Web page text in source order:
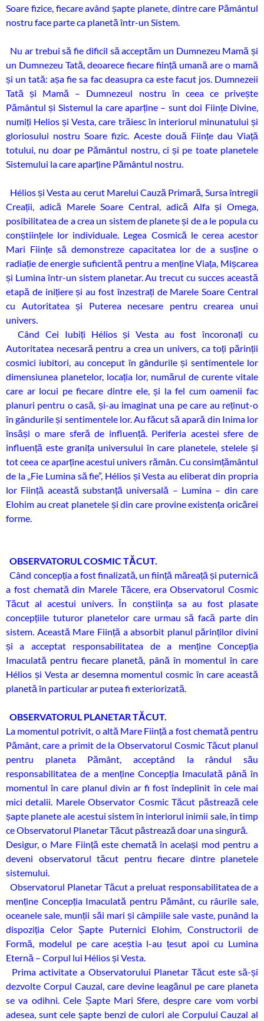
Soare fizice, fiecare având șapte planete, dintre care Pământul
nostru face parte ca planetă într-un Sistem.
Nu ar trebui să fie dificil să acceptăm un Dumnezeu Mamă și
un Dumnezeu Tată, deoarece fiecare ființă umană are o mamă
și un tată: așa fie sa fac deasupra ca este facut jos. Dumnezeii
Tată și Mamă – Dumnezeul nostru în ceea ce privește
Pământul și Sistemul la care aparține – sunt doi Ființe Divine,
numiți Helios și Vesta, care trăiesc în interiorul minunatului și
gloriosului nostru Soare fizic. Aceste două Ființe dau Viață
totului, nu doar pe Pământul nostru, ci și pe toate planetele
Sistemului la care aparține Pământul nostru.
Hélios și Vesta au cerut Marelui Cauză Primară, Sursa întregii
Creații, adică Marele Soare Central, adică Alfa și Omega,
posibilitatea de a crea un sistem de planete și de a le popula cu
conștiințele lor individuale. Legea Cosmică le cerea acestor
Mari Ființe să demonstreze capacitatea lor de a susține o
radiație de energie suficientă pentru a menține Viața, Mișcarea
și Lumina într-un sistem planetar. Au trecut cu succes această
etapă de inițiere și au fost înzestrați de Marele Soare Central
cu Autoritatea și Puterea necesare pentru crearea unui
univers.
Când Cei Iubiți Hélios și Vesta au fost încoronați cu
Autoritatea necesară pentru a crea un univers, ca toți părinții
cosmici iubitori, au conceput în gândurile și sentimentele lor
dimensiunea planetelor, locația lor, numărul de curente vitale
care ar locui pe fiecare dintre ele, și la fel cum oamenii fac
planuri pentru o casă, și-au imaginat una pe care au reținut-o
în gândurile și sentimentele lor. Au făcut să apară din Inima lor
însăși o mare sferă de influență. Periferia acestei sfere de
influență este granița universului în care planetele, stelele și
tot ceea ce aparține acestui univers rămân. Cu consimțământul
de la „Fie Lumina să fie”, Hélios și Vesta au eliberat din propria
lor Ființă această substanță universală – Lumina – din care
Elohim au creat planetele și din care provine existența oricărei
forme.
OBSERVATORUL COSMIC TĂCUT.
Când concepția a fost finalizată, un ființă măreață și puternică
a fost chemată din Marele Tăcere, era Observatorul Cosmic
Tăcut al acestui univers. În conștiința sa au fost plasate
concepțiile tuturor planetelor care urmau să facă parte din
sistem. Această Mare Ființă a absorbit planul părinților divini
și a acceptat responsabilitatea de a menține Concepția
Imaculată pentru fiecare planetă, până în momentul în care
Hélios și Vesta ar desemna momentul cosmic în care această
planetă în particular ar putea fi exteriorizată.
OBSERVATORUL PLANETAR TĂCUT.
La momentul potrivit, o altă Mare Ființă a fost chemată pentru
Pământ, care a primit de la Observatorul Cosmic Tăcut planul
pentru planeta Pământ, acceptând la rândul său
responsabilitatea de a menține Concepția Imaculată până în
momentul în care planul divin ar fi fost îndeplinit în cele mai
mici detalii. Marele Observator Cosmic Tăcut păstrează cele
șapte planete ale acestui sistem în interiorul inimii sale, în timp
ce Observatorul Planetar Tăcut păstrează doar una singură.
Desigur, o Mare Ființă este chemată în același mod pentru a
deveni observatorul tăcut pentru fiecare dintre planetele
sistemului.
Observatorul Planetar Tăcut a preluat responsabilitatea de a
menține Concepția Imaculată pentru Pământ, cu râurile sale,
oceanele sale, munții săi mari și câmpiile sale vaste, punând la
dispoziția Celor Șapte Puternici Elohim, Constructorii de
Formă, modelul pe care aceștia l-au țesut apoi cu Lumina
Eternă – Corpul lui Hélios și Vesta.
Prima activitate a Observatorului Planetar Tăcut este să-și
dezvolte Corpul Cauzal, care devine leagănul pe care planeta
se va odihni. Cele Șapte Mari Sfere, despre care vom vorbi
adesea, sunt cele șapte benzi de culori ale Corpului Cauzal al